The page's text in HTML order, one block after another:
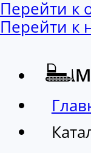
Перейти к
Перейти к